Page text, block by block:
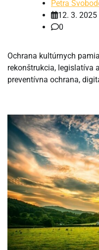
Petra
12. 3. 2025
0
Ochrana kultúrnych
rekonštrukcia, legislatíva
preventívna ochrana,